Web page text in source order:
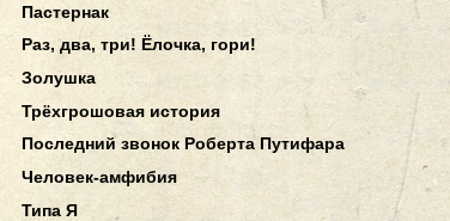
Пастернак
Раз, два, три! Ёлочка, гори!
Золушка
Трёхгрошовая история
Последний звонок Роберта Путифара
Человек-амфибия
Типа Я